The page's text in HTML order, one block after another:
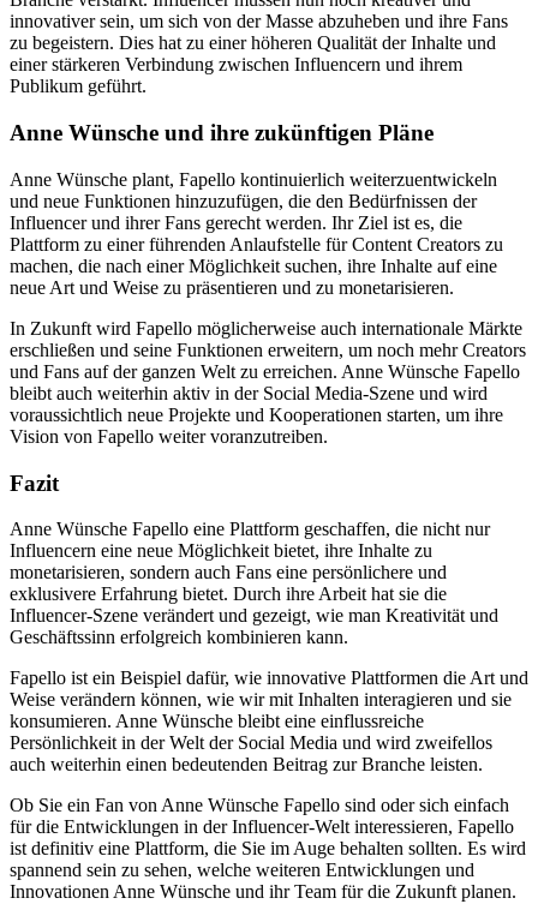
innovativer sein, um sich von der Masse abzuheben und ihre Fans
zu begeistern. Dies hat zu einer höheren Qualität der Inhalte und
einer stärkeren Verbindung zwischen Influencern und ihrem
Publikum geführt.
Anne Wünsche und ihre zukünftigen Pläne
Anne Wünsche plant, Fapello kontinuierlich weiterzuentwickeln
und neue Funktionen hinzuzufügen, die den Bedürfnissen der
Influencer und ihrer Fans gerecht werden. Ihr Ziel ist es, die
Plattform zu einer führenden Anlaufstelle für Content Creators zu
machen, die nach einer Möglichkeit suchen, ihre Inhalte auf eine
neue Art und Weise zu präsentieren und zu monetarisieren.
In Zukunft wird Fapello möglicherweise auch internationale Märkte
erschließen und seine Funktionen erweitern, um noch mehr Creators
und Fans auf der ganzen Welt zu erreichen. Anne Wünsche Fapello
bleibt auch weiterhin aktiv in der Social Media-Szene und wird
voraussichtlich neue Projekte und Kooperationen starten, um ihre
Vision von Fapello weiter voranzutreiben.
Fazit
Anne Wünsche Fapello eine Plattform geschaffen, die nicht nur
Influencern eine neue Möglichkeit bietet, ihre Inhalte zu
monetarisieren, sondern auch Fans eine persönlichere und
exklusivere Erfahrung bietet. Durch ihre Arbeit hat sie die
Influencer-Szene verändert und gezeigt, wie man Kreativität und
Geschäftssinn erfolgreich kombinieren kann.
Fapello ist ein Beispiel dafür, wie innovative Plattformen die Art und
Weise verändern können, wie wir mit Inhalten interagieren und sie
konsumieren. Anne Wünsche bleibt eine einflussreiche
Persönlichkeit in der Welt der Social Media und wird zweifellos
auch weiterhin einen bedeutenden Beitrag zur Branche leisten.
Ob Sie ein Fan von Anne Wünsche Fapello sind oder sich einfach
für die Entwicklungen in der Influencer-Welt interessieren, Fapello
ist definitiv eine Plattform, die Sie im Auge behalten sollten. Es wird
spannend sein zu sehen, welche weiteren Entwicklungen und
Innovationen Anne Wünsche und ihr Team für die Zukunft planen.